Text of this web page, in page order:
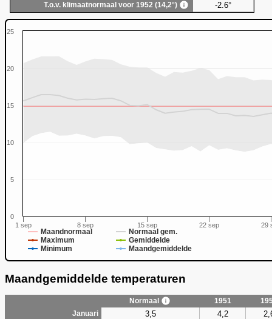
T.o.v. klimaatnormaal voor 1952 (14,2°) -2.6°
Maandnormaal
Normaal gem.
Maximum
Gemiddelde
Minimum
Maandgemiddelde
1 sep 8 sep 15 sep 22 sep 29
0
5
10
15
20
25
Maandgemiddelde temperaturen
Normaal 1951
Januari
3,5 4,2